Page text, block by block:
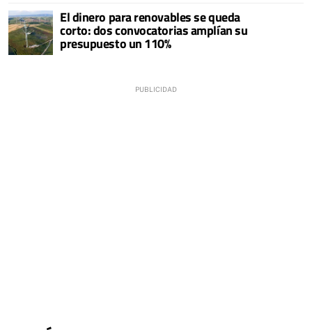
El dinero para renovables se queda
corto: dos convocatorias amplían su
presupuesto un 110%